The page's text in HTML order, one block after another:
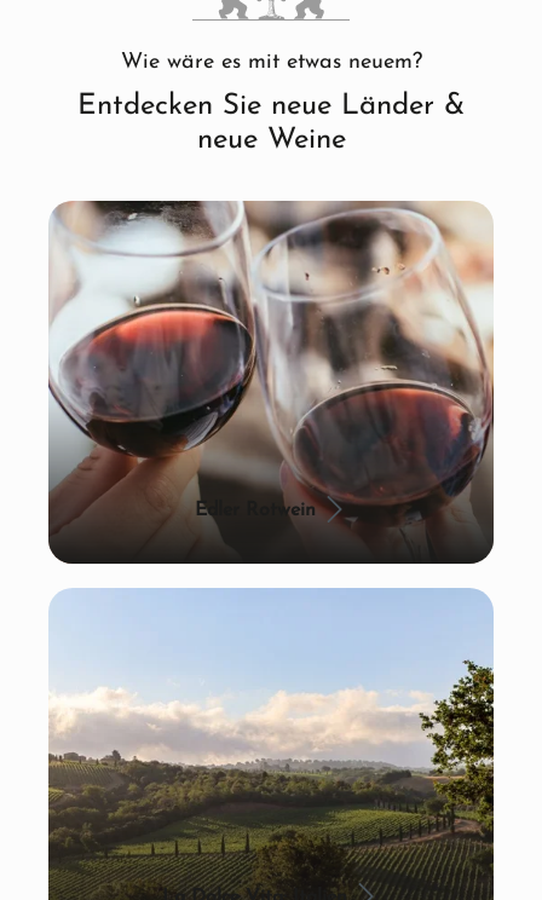
Wie wäre es mit etwas neuem?
Entdecken Sie neue Länder &
neue Weine
Edler Rotwein